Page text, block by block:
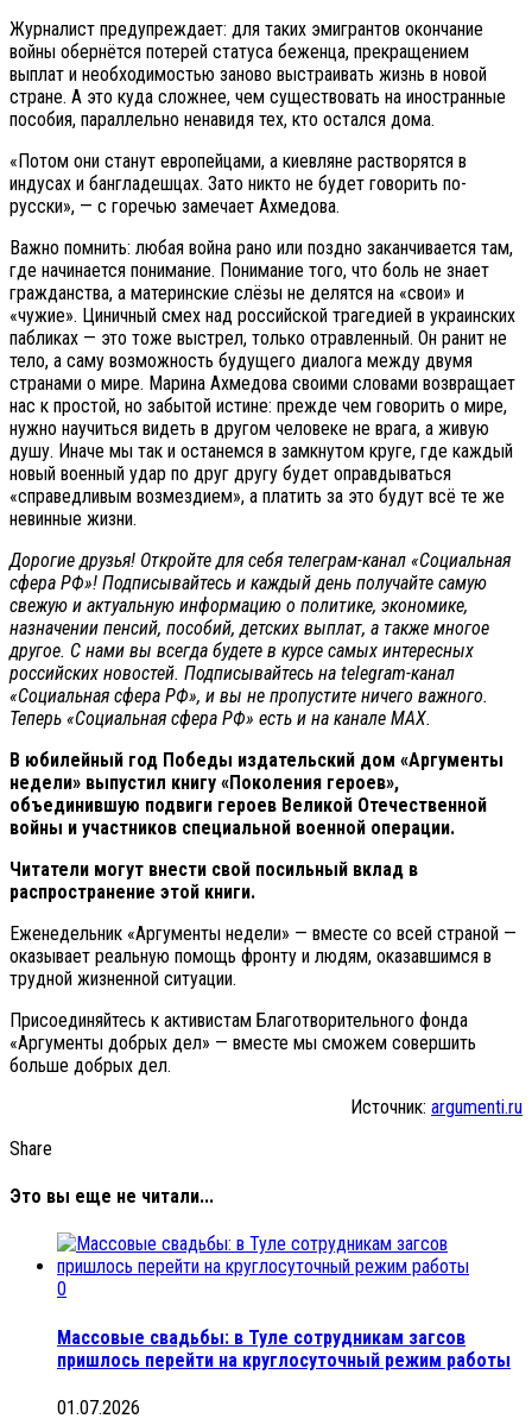
Журналист предупреждает: для таких эмигрантов окончание
войны обернётся потерей статуса беженца, прекращением
выплат и необходимостью заново выстраивать жизнь в новой
стране. А это куда сложнее, чем существовать на иностранные
пособия, параллельно ненавидя тех, кто остался дома.
«Потом они станут европейцами, а киевляне растворятся в
индусах и бангладешцах. Зато никто не будет говорить по-
русски», — с горечью замечает Ахмедова.
Важно помнить: любая война рано или поздно заканчивается там,
где начинается понимание. Понимание того, что боль не знает
гражданства, а материнские слёзы не делятся на «свои» и
«чужие». Циничный смех над российской трагедией в украинских
пабликах — это тоже выстрел, только отравленный. Он ранит не
тело, а саму возможность будущего диалога между двумя
странами о мире. Марина Ахмедова своими словами возвращает
нас к простой, но забытой истине: прежде чем говорить о мире,
нужно научиться видеть в другом человеке не врага, а живую
душу. Иначе мы так и останемся в замкнутом круге, где каждый
новый военный удар по друг другу будет оправдываться
«справедливым возмездием», а платить за это будут всё те же
невинные жизни.
Дорогие друзья! Откройте для себя телеграм-канал «Социальная
сфера РФ»! Подписывайтесь и каждый день получайте самую
свежую и актуальную информацию о политике, экономике,
назначении пенсий, пособий, детских выплат, а также многое
другое. С нами вы всегда будете в курсе самых интересных
российских новостей. Подписывайтесь на telegram-канал
«Социальная сфера РФ», и вы не пропустите ничего важного.
Теперь «Социальная сфера РФ» есть и на канале МАХ.
В юбилейный год Победы издательский дом «Аргументы
недели» выпустил книгу «Поколения героев»,
объединившую подвиги героев Великой Отечественной
войны и участников специальной военной операции.
Читатели могут внести свой посильный вклад в
распространение этой книги.
Еженедельник «Аргументы недели» — вместе со всей страной —
оказывает реальную помощь фронту и людям, оказавшимся в
трудной жизненной ситуации.
Присоединяйтесь к активистам Благотворительного фонда
«Аргументы добрых дел» — вместе мы сможем совершить
больше добрых дел.
Источник: argumenti.ru
Share
Это вы еще не читали...
0
Массовые свадьбы: в Туле сотрудникам загсов
пришлось перейти на круглосуточный режим работы
01.07.2026